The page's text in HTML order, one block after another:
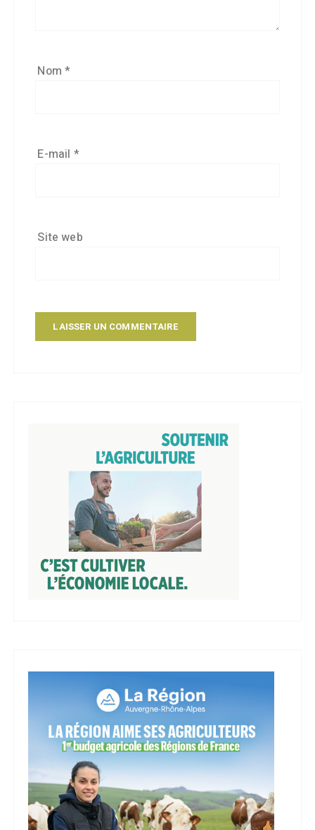
Nom*
E-mail *
Site web